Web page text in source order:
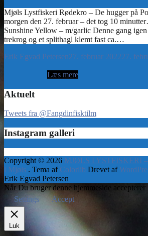
Erik Egvad Petersen27. februar 202227.
Aktuelt
Tweets fra @Fangdinfisktilm
Instagram galleri
Copyright © 2026 MJØLS LYSTFISKERI –
i Mjøls . Tema af Colorlib Drevet af
Erik Egvad Petersen
Når Du bruger denne hjemmeside accepterer
Settings
Accept
Luk